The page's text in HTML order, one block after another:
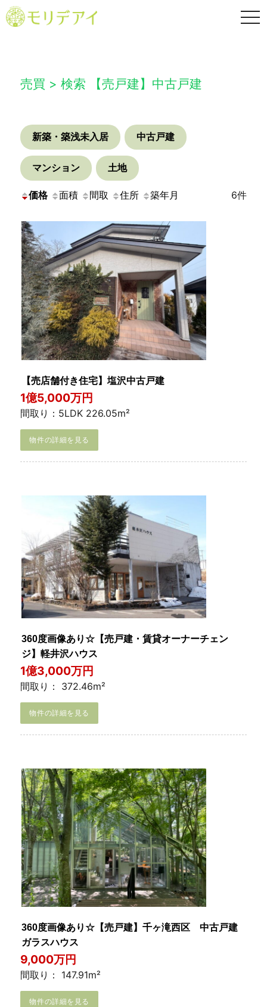
売買 > 検索 【売戸建】中古戸建
新築・築浅未入居 中古戸建
マンション 土地
価格 面積 間取 住所 築年月 6件
【売店舗付き住宅】塩沢中古戸建
1億5,000万円
間取り：5LDK 226.05m²
物件の詳細を見る
360度画像あり☆【売戸建・賃貸オーナーチェン
ジ】軽井沢ハウス
1億3,000万円
間取り： 372.46m²
物件の詳細を見る
360度画像あり☆【売戸建】千ヶ滝西区 中古戸建
ガラスハウス
9,000万円
間取り： 147.91m²
物件の詳細を見る